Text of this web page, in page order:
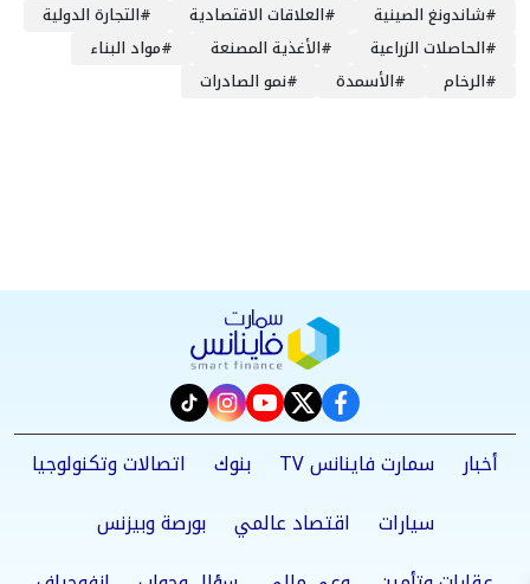
#شاندونغ الصينية #العلاقات الاقتصادية #التجارة الدولية
#الحاصلات الزراعية #الأغذية المصنعة #مواد البناء
#الرخام #الأسمدة #نمو الصادرات
facebook
twitter
youtube
instagram
tiktok
أخبار
سمارت فاينانس TV بنوك
اتصالات وتكنولوجيا
سيارات
اقتصاد عالمي
بورصة وبيزنس